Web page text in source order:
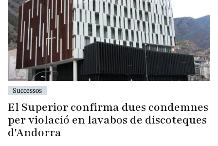
Successos
El Superior confirma dues condemnes
per violació en lavabos de discoteques
d'Andorra